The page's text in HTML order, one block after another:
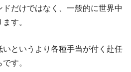
だけではなく、一般的に世界中
す。
というより各種手当が付く赴任
す。